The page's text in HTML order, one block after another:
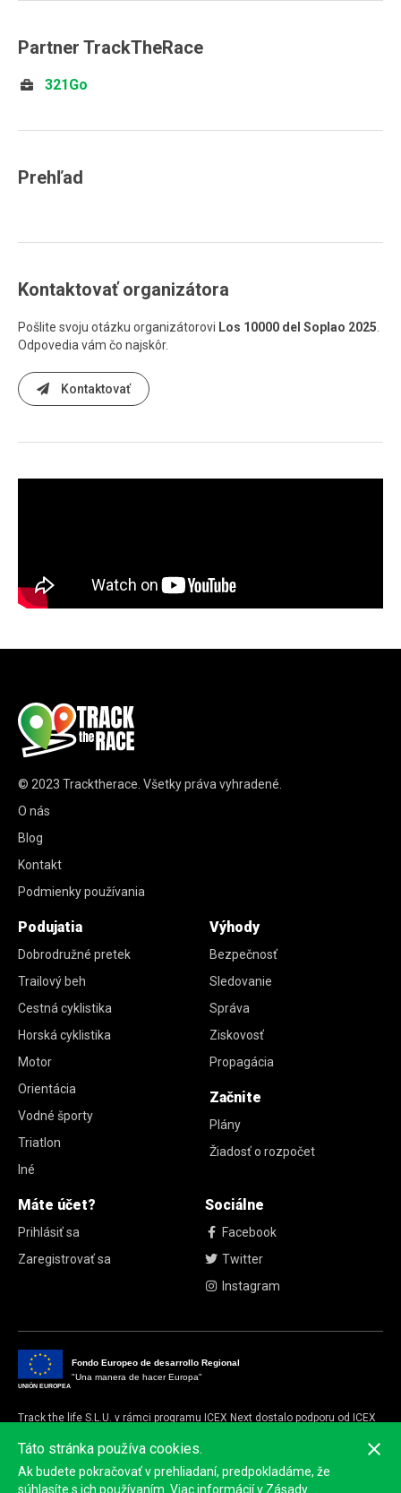
Partner TrackTheRace
321Go
Prehľad
Kontaktovať organizátora
Pošlite svoju otázku organizátorovi Los 10000 del Soplao 2025
Odpovedia vám čo najskôr.
Kontaktovať
© 2023 Tracktherace Všetky práva vyhradené.
O nás
Blog
Kontakt
Podmienky používania
Podujatia
Dobrodružné pretek
Trailový beh
Cestná cyklistika
Horská cyklistika
Motor
Orientácia
Vodné športy
Triatlon
Iné
Výhody
Bezpečnosť
Sledovanie
Správa
Ziskovosť
Propagácia
Začnite
Plány
Žiadosť o rozpočet
Máte účet?
Prihlásiť sa
Zaregistrovať sa
Sociálne
Facebook
Twitter
Instagram
UNIÓN EUROPEA
Fondo Europeo de desarrollo Regional
"Una manera de hacer Europa"
Track the life S.L.U. v rámci programu ICEX Next dostalo podporu od ICEX
Cieľom tejto podpory je prispieť k medzinárodnému rozvoju spoločnosti a
jej okolia.
Táto stránka používa cookies.
Ak budete pokračovať v prehliadaní, predpokladáme, že
súhlasíte s ich používaním. Viac informácií v Zásady